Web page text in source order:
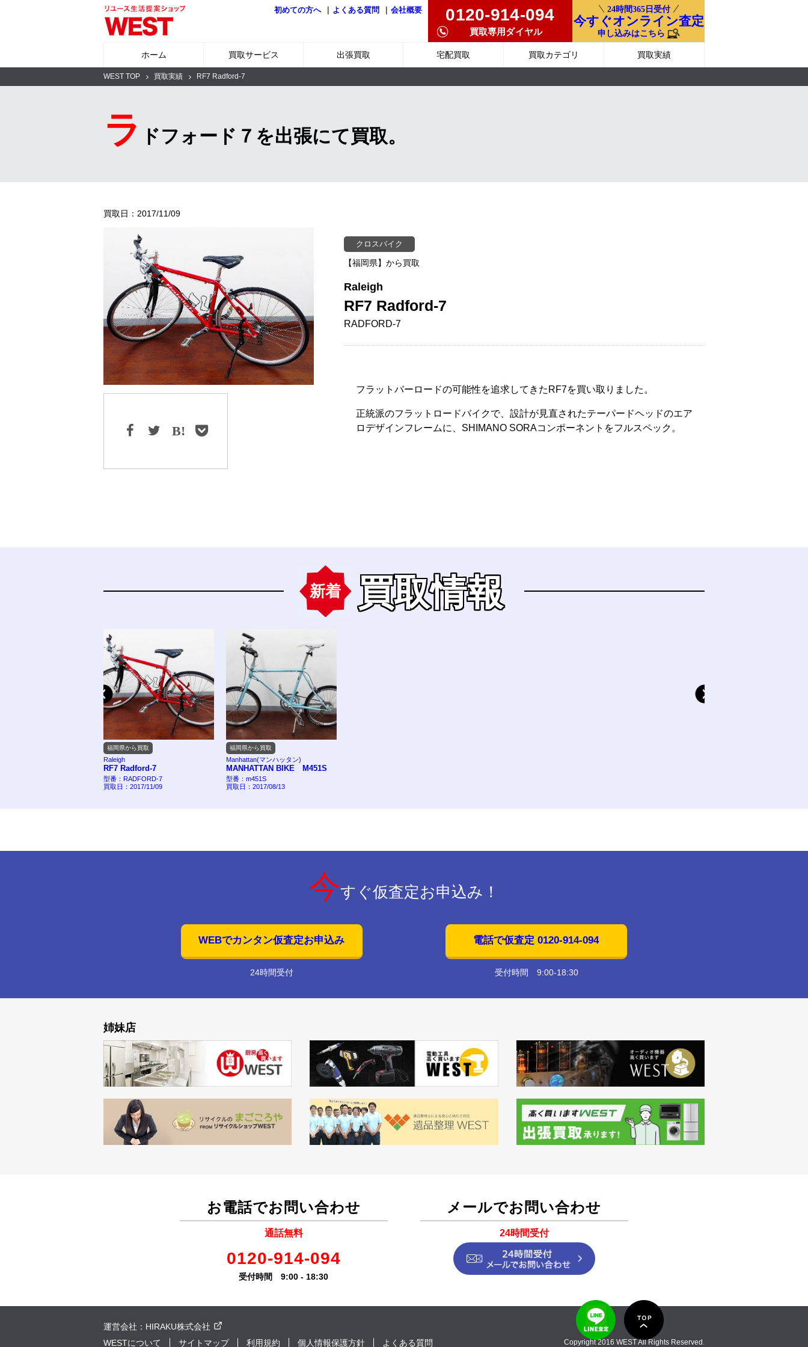
初めての方へ | よくある質問 | 会社概要 0120-914-094
買取専用ダイヤル
24時間365日受付
今すぐオンライン査定
申し込みはこちら
ホーム 買取サービス 出張買取 宅配買取 買取カテゴリ 買取実績
WEST TOP 買取実績 RF7 Radford-7
ラ ドフォード７を出張にて買取。
買取日：2017/11/09
クロスバイク
【福岡県】から買取
Raleigh
RF7 Radford-7
RADFORD-7
フラットバーロードの可能性を追求してきたRF7を買い取りました。
正統派のフラットロードバイクで、設計が見直されたテーパードヘッドのエア
ロデザインフレームに、SHIMANO SORAコンポーネントをフルスペック。
新着 買取情報
福岡県から買取
Raleigh
RF7 Radford-7
型番：RADFORD-7
買取日：2017/11/09
福岡県から買取
Manhattan(マンハッタン)
MANHATTAN BIKE M451S
型番：m451S
買取日：2017/08/13
今すぐ仮査定お申込み！
WEBでカンタン仮査定お申込み
24時間受付
電話で仮査定 0120-914-094
受付時間 9:00-18:30
姉妹店
お電話でお問い合わせ
通話無料
0120-914-094
受付時間 9:00 - 18:30
メールでお問い合わせ
24時間受付
運営会社： HIRAKU株式会社
WESTについて
サイトマップ 利用規約 個人情報保護方針 よくある質問 Copyright 2016 WEST All Rights Reserved.